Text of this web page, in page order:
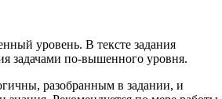
уровень. В тексте задания
задачами по-вышенного уровня.
разобранным в задании, и